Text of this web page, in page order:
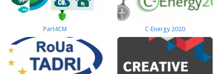
Part4СМ C-Energy 2020